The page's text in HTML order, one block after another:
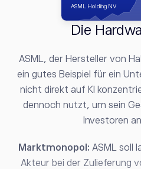
Die
ASML, der Hersteller von
ein gutes Beispiel für ein
nicht direkt auf KI
dennoch nutzt, um sein
Investoren
Marktmonopol: ASML soll
Akteur bei der Zulieferung